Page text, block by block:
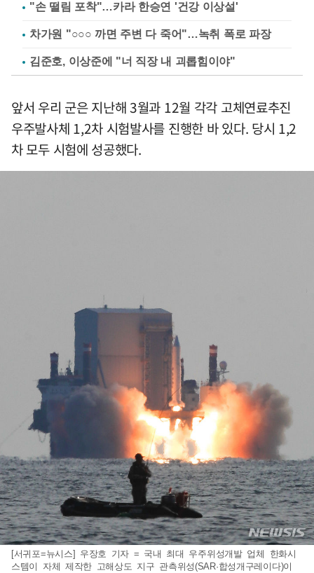
"손 떨림 포착"…카라 한승연 '건강 이상설'
차가원 "○○○ 까면 주변 다 죽어"…녹취 폭로 파장
김준호, 이상준에 "너 직장 내 괴롭힘이야"
앞서 우리 군은 지난해 3월과 12월 각각 고체연료추진
우주발사체 1,2차 시험발사를 진행한 바 있다. 당시 1,2
차 모두 시험에 성공했다.
[서귀포=뉴시스] 우장호 기자 = 국내 최대 우주위성개발 업체 한화시
스템이 자체 제작한 고해상도 지구 관측위성(SAR·합성개구레이다)이